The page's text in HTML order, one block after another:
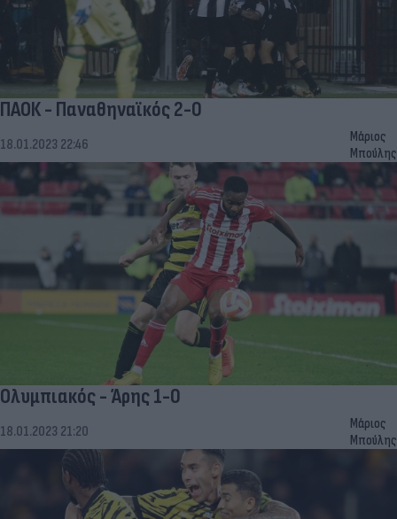
ΠΑΟΚ - Παναθηναϊκός 2-0
18.01.2023 22:46
Μάριος
Μπούλης
Ολυμπιακός - Άρης 1-0
18.01.2023 21:20
Μάριος
Μπούλης